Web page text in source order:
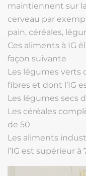
maintiennent sur
cerveau par
pain, céréales,
Ces aliments à IG
façon suivante
Les légumes
fibres et dont l’IG
Les légumes secs
Les céréales
de 50
Les aliments
l’IG est supérieur à